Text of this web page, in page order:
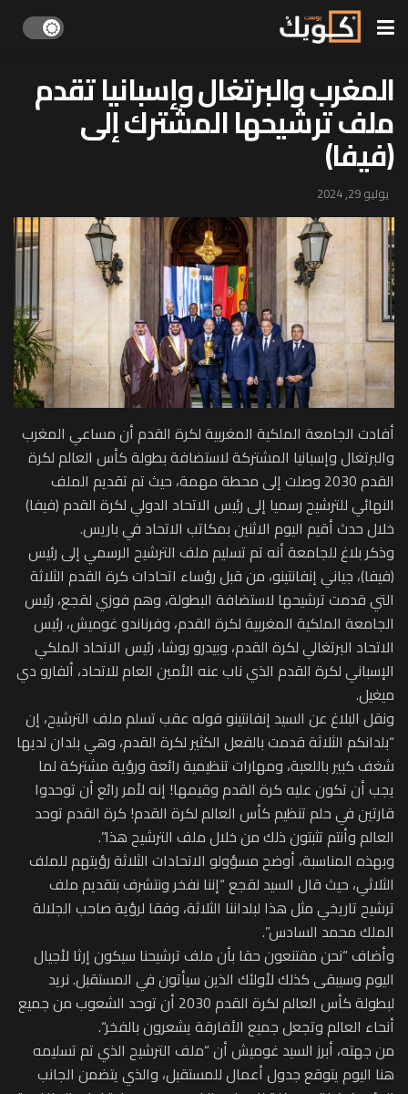
المغرب والبرتغال وإسبانيا تقدم
ملف ترشيحها المشترك إلى
(فيفا)
يوليو 29, 2024
أفادت الجامعة الملكية المغربية لكرة القدم أن مساعي المغرب
والبرتغال وإسبانيا المشتركة لاستضافة بطولة كأس العالم لكرة
القدم 2030 وصلت إلى محطة مهمة، حيث تم تقديم الملف
النهائي للترشيح رسميا إلى رئيس الاتحاد الدولي لكرة القدم (فيفا)
خلال حدث أقيم اليوم الاثنين بمكاتب الاتحاد في باريس.
وذكر بلاغ للجامعة أنه تم تسليم ملف الترشيح الرسمي إلى رئيس
(فيفا)، جياني إنفانتينو، من قبل رؤساء اتحادات كرة القدم الثلاثة
التي قدمت ترشيحها لاستضافة البطولة، وهم فوزي لقجع، رئيس
الجامعة الملكية المغربية لكرة القدم، وفرناندو غوميش، رئيس
الاتحاد البرتغالي لكرة القدم، وبيدرو روشا، رئيس الاتحاد الملكي
الإسباني لكرة القدم الذي ناب عنه الأمين العام للاتحاد، ألفارو دي
ميغيل.
ونقل البلاغ عن السيد إنفانتينو قوله عقب تسلم ملف الترشيح، إن
“بلدانكم الثلاثة قدمت بالفعل الكثير لكرة القدم، وهي بلدان لديها
شغف كبير باللعبة، ومهارات تنظيمية رائعة ورؤية مشتركة لما
يجب أن تكون عليه كرة القدم وقيمها! إنه لأمر رائع أن توحدوا
قارتين في حلم تنظيم كأس العالم لكرة القدم! كرة القدم توحد
العالم وأنتم تثبتون ذلك من خلال ملف الترشيح هذا”.
وبهذه المناسبة، أوضح مسؤولو الاتحادات الثلاثة رؤيتهم للملف
الثلاثي، حيث قال السيد لقجع “إننا نفخر ونتشرف بتقديم ملف
ترشيح تاريخي مثل هذا لبلداننا الثلاثة، وفقا لرؤية صاحب الجلالة
الملك محمد السادس”.
وأضاف “نحن مقتنعون حقا بأن ملف ترشيحنا سيكون إرثا لأجيال
اليوم وسيبقى كذلك لأولئك الذين سيأتون في المستقبل. نريد
لبطولة كأس العالم لكرة القدم 2030 أن توحد الشعوب من جميع
أنحاء العالم وتجعل جميع الأفارقة يشعرون بالفخر“.
من جهته، أبرز السيد غوميش أن “ملف الترشيح الذي تم تسليمه
هنا اليوم يتوقع جدول أعمال للمستقبل، والذي يتضمن الجانب